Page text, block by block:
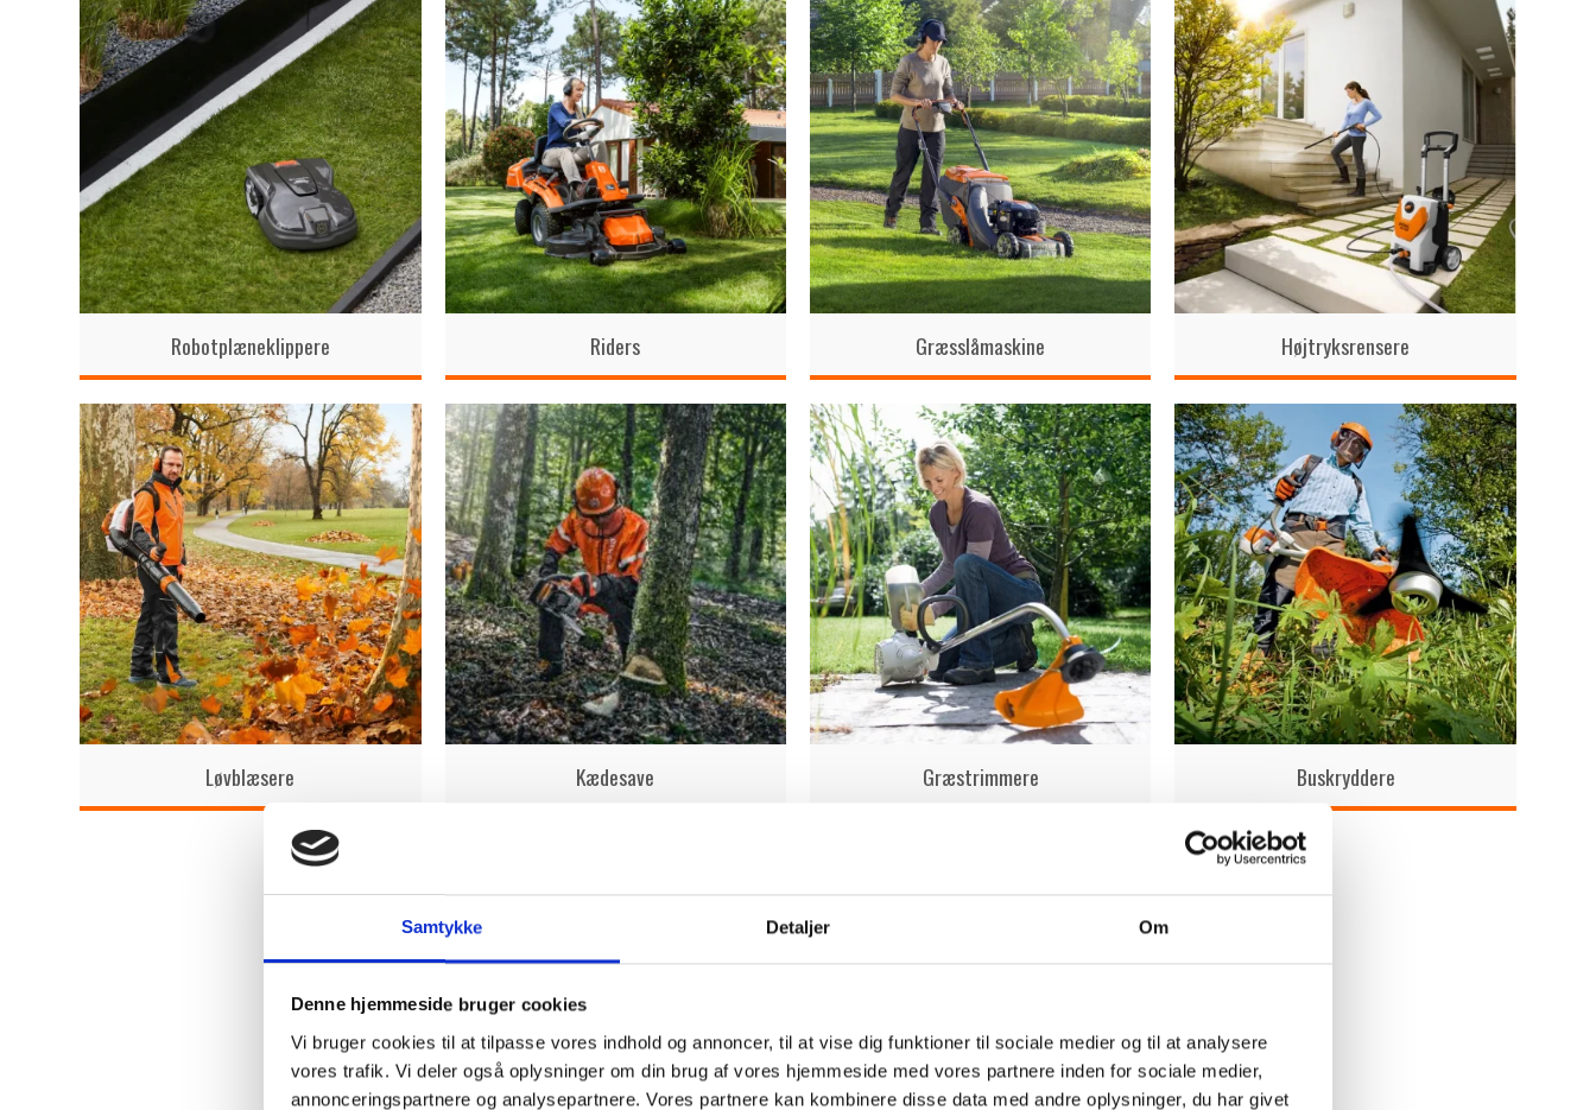
Samtykke Detaljer Om
Denne hjemmeside bruger cookies
Vi bruger cookies til at tilpasse vores indhold og annoncer, til at vise dig funktioner til sociale medier og til at analysere
vores trafik. Vi deler også oplysninger om din brug af vores hjemmeside med vores partnere inden for sociale medier,
annonceringspartnere og analysepartnere. Vores partnere kan kombinere disse data med andre oplysninger, du har givet
Robotplæneklippere Riders Græsslåmaskine Højtryksrensere
Løvblæsere Kædesave Græstrimmere Buskryddere
Udvalgte produkter
Skov og Have